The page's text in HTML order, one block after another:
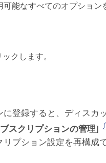
可能なすべてのオプション
クします。
に登録すると、ディスカ
スクリプションの管理]
プション設定を再構成